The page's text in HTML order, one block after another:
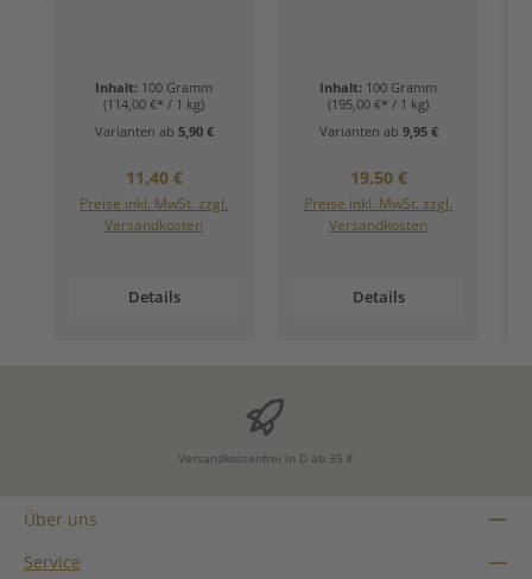
Inhalt: 100 Gramm
(114,00 €* / 1 kg)
Varianten ab 5,90 €
Regulärer Preis:
11,40 €
Preise inkl. MwSt. zzgl.
Versandkosten
Details
Inhalt: 100 Gramm
(195,00 €* / 1 kg)
Varianten ab 9,95 €
Regulärer Preis:
19,50 €
Preise inkl. MwSt. zzgl.
Versandkosten
Details
Versandkostenfrei in D ab 35 €
Über uns
Service